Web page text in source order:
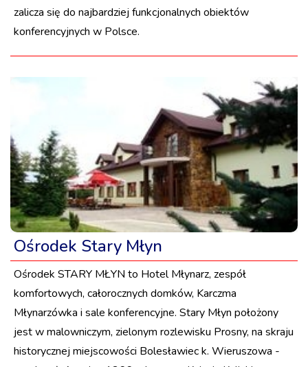
zalicza się do najbardziej funkcjonalnych obiektów
konferencyjnych w Polsce.
Ośrodek Stary Młyn
Ośrodek STARY MŁYN to Hotel Młynarz, zespół
komfortowych, całorocznych domków, Karczma
Młynarzówka i sale konferencyjne. Stary Młyn położony
jest w malowniczym, zielonym rozlewisku Prosny, na skraju
historycznej miejscowości Bolesławiec k. Wieruszowa -